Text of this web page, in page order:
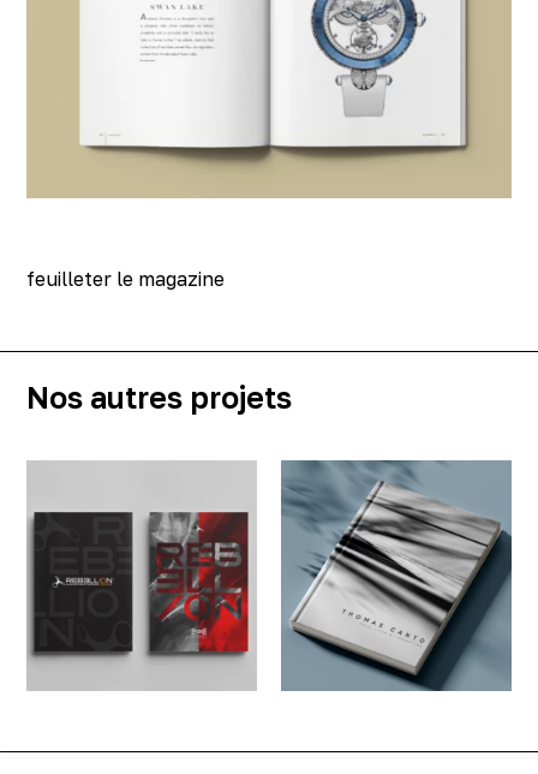
feuilleter le magazine
Nos autres projets